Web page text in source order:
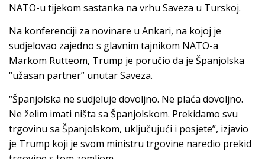
NATO-u tijekom sastanka na vrhu Saveza u Turskoj.
Na konferenciji za novinare u Ankari, na kojoj je
sudjelovao zajedno s glavnim tajnikom NATO-a
Markom Rutteom, Trump je poručio da je Španjolska
“užasan partner” unutar Saveza.
“Španjolska ne sudjeluje dovoljno. Ne plaća dovoljno.
Ne želim imati ništa sa Španjolskom. Prekidamo svu
trgovinu sa Španjolskom, uključujući i posjete”, izjavio
je Trump koji je svom ministru trgovine naredio prekid